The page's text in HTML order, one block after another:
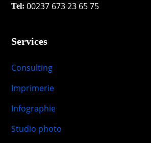
Tel: 00237 673 23 65 75
Services
Consulting
Imprimerie
Infographie
Studio photo